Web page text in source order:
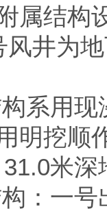
属结构
井为
用现
明挖顺
米深
一号